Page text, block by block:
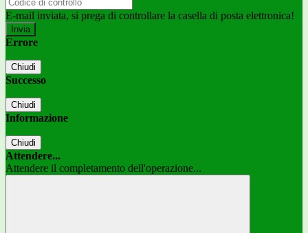
E-mail inviata, si prega di controllare la casella di posta elettronica!
Errore
Chiudi
Successo
Chiudi
Informazione
Chiudi
Attendere...
Attendere il completamento dell'operazione...